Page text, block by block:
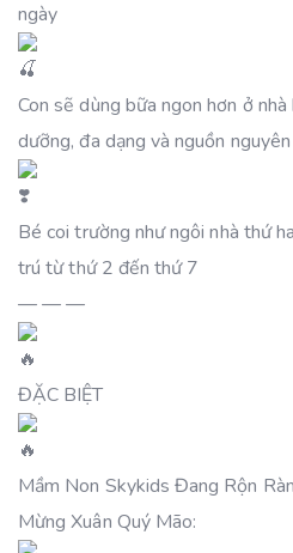
ngày
Con sẽ dùng bữa ngon hơn ở
dưỡng, đa dạng và nguồn
Bé coi trường như ngôi nhà thứ
trú từ thứ 2 đến thứ 7
— — —
ĐẶC BIỆT
Mầm Non Skykids Đang Rộn
Mừng Xuân Quý Mão: